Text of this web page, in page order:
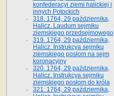
konfederacyi ziemi halickiej i
innych Potockich
318. 1764, 29 października,
Halicz. Laudum sejmiku
ziemskiego przedsejmowego
319. 1764, 29 października,
Halicz. Instrukcya sejmiku
ziemskiego posłom na sejm
koronacyjny
320. 1764, 29 października,
Halicz. Instrukcya sejmiku
ziemskiego posłom do króla
321. 1764, 29 października,